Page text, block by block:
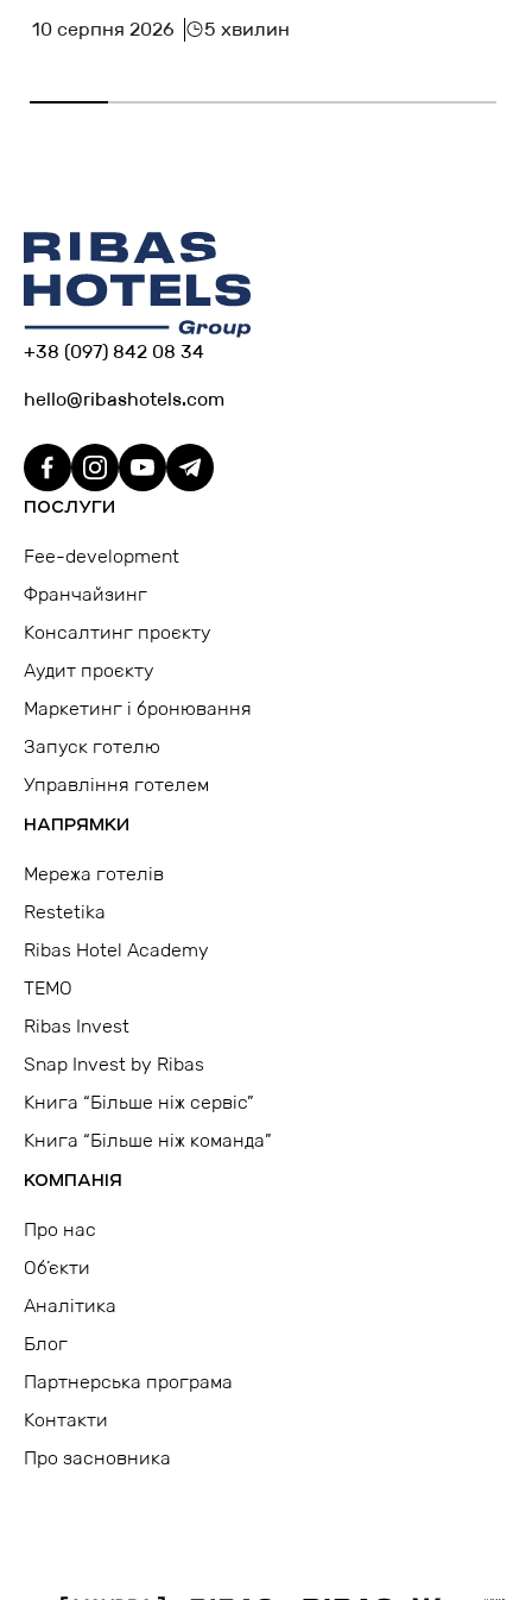
10 серпня 2026 5 хвилин
ПОСЛУГИ
Fee-development
Франчайзинг
Консалтинг проєкту
Аудит проєкту
Маркетинг і бронювання
Запуск готелю
Управління готелем
НАПРЯМКИ
Мережа готелів
Restetika
Ribas Hotel Academy
TEMO
Ribas Invest
Snap Invest by Ribas
Книга “Більше ніж сервіс”
Книга “Більше ніж команда”
КОМПАНІЯ
Про нас
Об’єкти
Аналітика
Блог
Партнерська програма
Контакти
Про засновника
+38 (097) 842 08 34
hello@ribashotels.com